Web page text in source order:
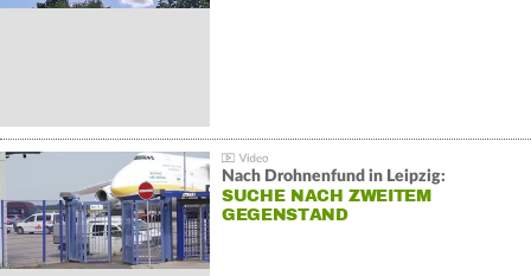
Nach Drohnenfund in Leipzig:
SUCHE NACH ZWEITEM
GEGENSTAND